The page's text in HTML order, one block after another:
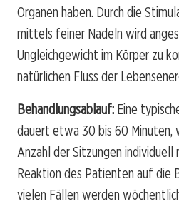
Organen haben. Durch die
mittels feiner Nadeln wird
Ungleichgewicht im Körper zu
natürlichen Fluss der
Behandlungsablauf: Eine
dauert etwa 30 bis 60 Minuten,
Anzahl der Sitzungen individuell
Reaktion des Patienten auf die
vielen Fällen werden